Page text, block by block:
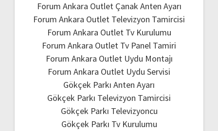
Forum Ankara Outlet Çanak Anten Ayarı
Forum Ankara Outlet Televizyon Tamircisi
Forum Ankara Outlet Tv Kurulumu
Forum Ankara Outlet Tv Panel Tamiri
Forum Ankara Outlet Uydu Montajı
Forum Ankara Outlet Uydu Servisi
Gökçek Parkı Anten Ayarı
Gökçek Parkı Televizyon Tamircisi
Gökçek Parkı Televizyoncu
Gökçek Parkı Tv Kurulumu